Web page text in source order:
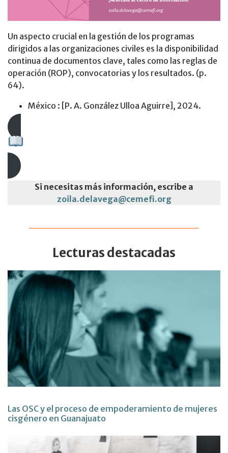
Un aspecto crucial en la gestión de los programas
dirigidos a las organizaciones civiles es la disponibilidad
continua de documentos clave, tales como las reglas de
operación (ROP), convocatorias y los resultados. (p.
64).
México : [P. A. González Ulloa Aguirre], 2024.
Si necesitas más información, escribe a
zoila.delavega@cemefi.org
Lecturas destacadas
Las OSC y el proceso de empoderamiento de mujeres
cisgénero en Guanajuato